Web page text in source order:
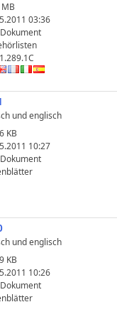
03:36
Dokument
und englisch
KB
10:27
Dokument
und englisch
KB
10:26
Dokument